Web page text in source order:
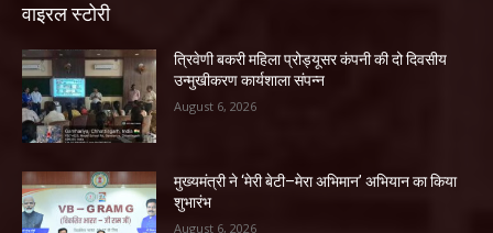
वाइरल स्टोरी
त्रिवेणी बकरी महिला प्रोड्यूसर कंपनी की दो दिवसीय
उन्मुखीकरण कार्यशाला संपन्न
August 6, 2026
मुख्यमंत्री ने ‘मेरी बेटी–मेरा अभिमान’ अभियान का किया
शुभारंभ
August 6, 2026